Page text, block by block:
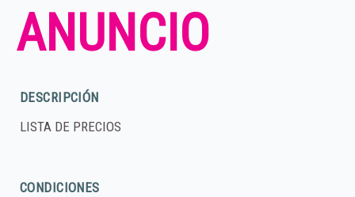
ANUNCIO
DESCRIPCIÓN
LISTA DE PRECIOS
CONDICIONES